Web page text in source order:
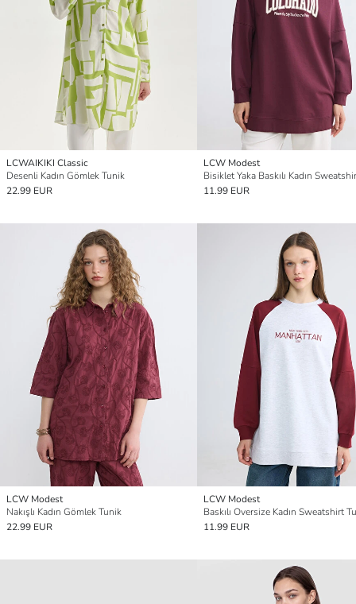
LCWAIKIKI Classic
Desenli Kadın Gömlek Tunik
22.99 EUR
LCW Modest
Bisiklet Yaka Baskılı Kadın
11.99 EUR
LCW Modest
Nakışlı Kadın Gömlek Tunik
22.99 EUR
LCW Modest
Baskılı Oversize Kadın Sweatshirt
11.99 EUR